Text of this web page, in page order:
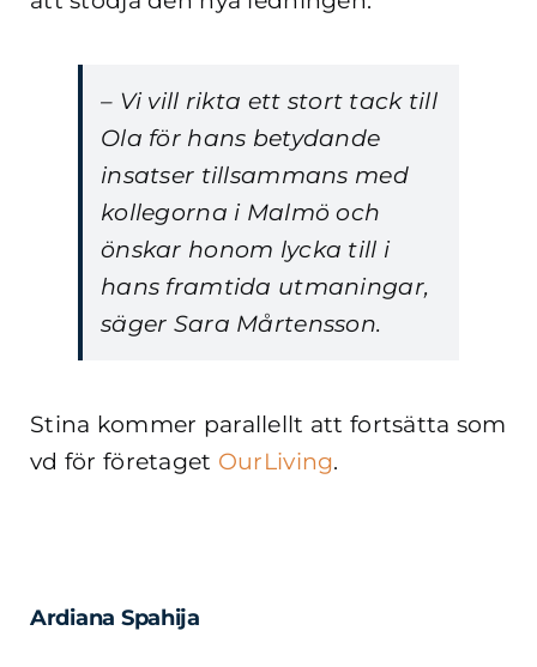
– Vi vill rikta ett stort tack till
Ola för hans betydande
insatser tillsammans med
kollegorna i Malmö och
önskar honom lycka till i
hans framtida utmaningar,
säger Sara Mårtensson.
Stina kommer parallellt att fortsätta som
vd för företaget OurLiving.
Ardiana Spahija